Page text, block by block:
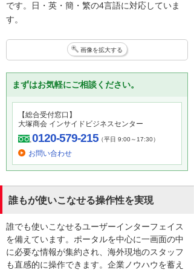
です。日・英・簡・繁の4言語に対応していま
す。
画像を拡大する
まずはお気軽にご相談ください。
【総合受付窓口】
大塚商会 インサイドビジネスセンター
0120-579-215（平日 9:00～17:30）
お問い合わせ
誰もが使いこなせる操作性を実現
誰でも使いこなせるユーザーインターフェイス
を備えています。ポータルを中心に一画面の中
に必要な情報が集約され、海外現地のスタッフ
も直感的に操作できます。企業ノウハウを蓄え